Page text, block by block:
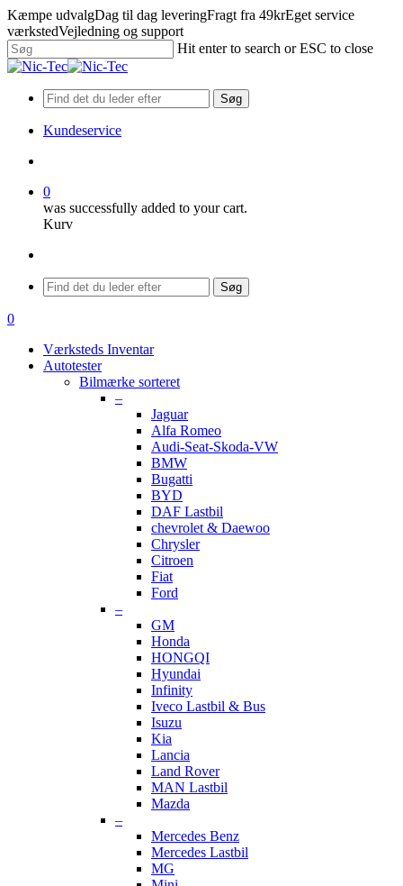
Skip
to
main
content
Kæmpe udvalgDag til dag leveringFragt fra 49krEget service
værkstedVejledning og support
Hit enter to search or ESC to close
Close
Søg
Kundeservice
0
was successfully added to your cart.
Kurv
Menu
Søg
search
0
Værksteds Inventar
Autotester
Bilmærke sorteret
–
Jaguar
Alfa Romeo
Audi-Seat-Skoda-VW
BMW
Bugatti
BYD
DAF Lastbil
chevrolet & Daewoo
Chrysler
Citroen
Fiat
Ford
–
GM
Honda
HONGQI
Hyundai
Infinity
Iveco Lastbil & Bus
Isuzu
Kia
Lancia
Land Rover
MAN Lastbil
Mazda
–
Mercedes Benz
Mercedes Lastbil
MG